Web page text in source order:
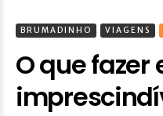
BRUMADINHO VIAGENS
O que